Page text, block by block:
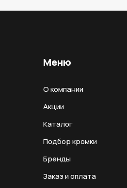
Меню
О компании
Акции
Каталог
Подбор кромки
Бренды
Заказ и оплата